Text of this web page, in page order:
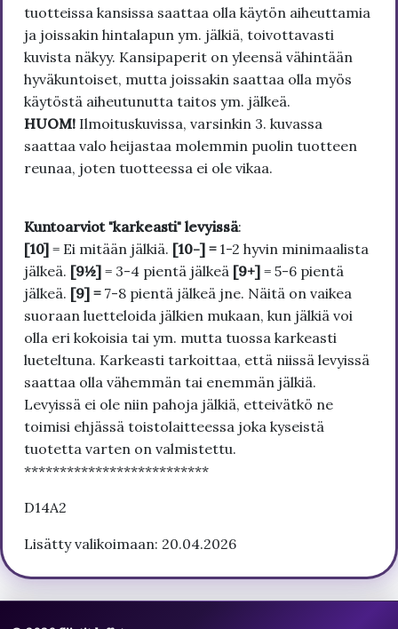
tuotteissa kansissa saattaa olla käytön aiheuttamia
ja joissakin hintalapun ym. jälkiä, toivottavasti
kuvista näkyy. Kansipaperit on yleensä vähintään
hyväkuntoiset, mutta joissakin saattaa olla myös
käytöstä aiheutunutta taitos ym. jälkeä.
HUOM! Ilmoituskuvissa, varsinkin 3. kuvassa
saattaa valo heijastaa molemmin puolin tuotteen
reunaa, joten tuotteessa ei ole vikaa.
Kuntoarviot "karkeasti" levyissä:
[10] = Ei mitään jälkiä. [10-] = 1-2 hyvin minimaalista
jälkeä. [9½] = 3-4 pientä jälkeä [9+] = 5-6 pientä
jälkeä. [9] = 7-8 pientä jälkeä jne. Näitä on vaikea
suoraan luetteloida jälkien mukaan, kun jälkiä voi
olla eri kokoisia tai ym. mutta tuossa karkeasti
lueteltuna. Karkeasti tarkoittaa, että niissä levyissä
saattaa olla vähemmän tai enemmän jälkiä.
Levyissä ei ole niin pahoja jälkiä, etteivätkö ne
toimisi ehjässä toistolaitteessa joka kyseistä
tuotetta varten on valmistettu.
**************************
D14A2
Lisätty valikoimaan: 20.04.2026